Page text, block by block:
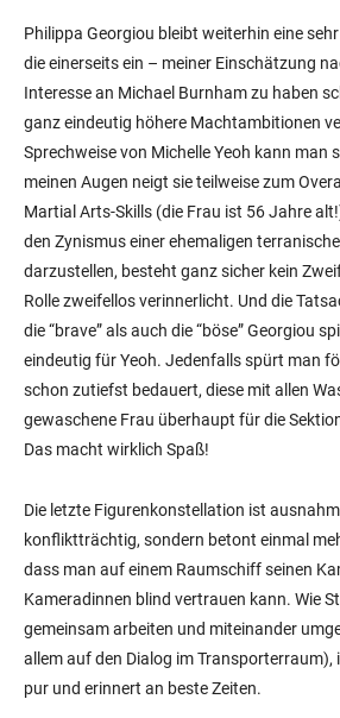
Philippa Georgiou bleibt weiterhin eine
die einerseits ein – meiner Einschätzung
Interesse an Michael Burnham zu haben
ganz eindeutig höhere Machtambitionen
Sprechweise von Michelle Yeoh kann man
meinen Augen neigt sie teilweise zum
Martial Arts-Skills (die Frau ist 56 Jahre
den Zynismus einer ehemaligen
darzustellen, besteht ganz sicher kein
Rolle zweifellos verinnerlicht. Und die
die “brave” als auch die “böse” Georgiou
eindeutig für Yeoh. Jedenfalls spürt man
schon zutiefst bedauert, diese mit allen
gewaschene Frau überhaupt für die
Das macht wirklich Spaß!
Die letzte Figurenkonstellation ist
konfliktträchtig, sondern betont einmal
dass man auf einem Raumschiff seinen
Kameradinnen blind vertrauen kann. Wie
gemeinsam arbeiten und miteinander
allem auf den Dialog im Transporterraum),
pur und erinnert an beste Zeiten.